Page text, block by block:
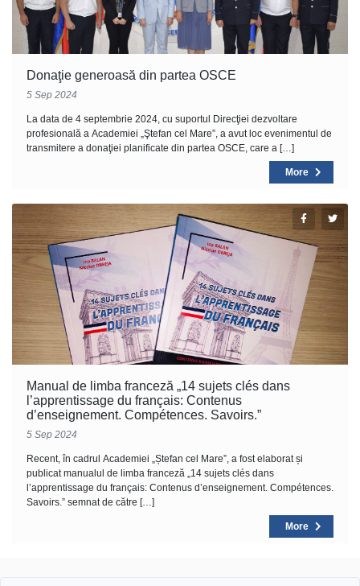
Donaţie generoasă din partea OSCE
5 Sep 2024
La data de 4 septembrie 2024, cu suportul Direcţiei dezvoltare
profesională a Academiei „Ştefan cel Mare”, a avut loc evenimentul de
transmitere a donaţiei planificate din partea OSCE, care a […]
More
Manual de limba franceză „14 sujets clés dans
l’apprentissage du français: Contenus
d’enseignement. Compétences. Savoirs.”
5 Sep 2024
Recent, în cadrul Academiei „Ștefan cel Mare”, a fost elaborat și
publicat manualul de limba franceză „14 sujets clés dans
l’apprentissage du français: Contenus d’enseignement. Compétences.
Savoirs.” semnat de către […]
More